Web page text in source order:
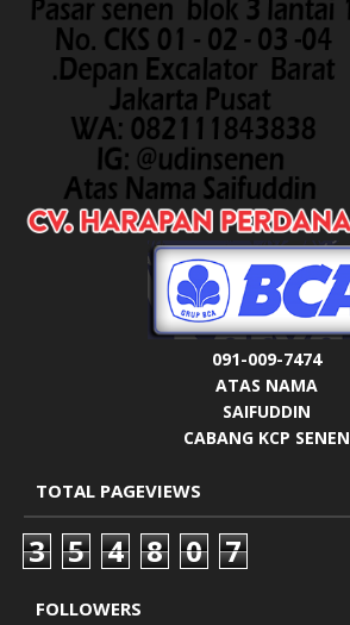
091-009-7474
ATAS NAMA
SAIFUDDIN
CABANG KCP SENEN
TOTAL PAGEVIEWS
3 5 4 8 0 7
FOLLOWERS